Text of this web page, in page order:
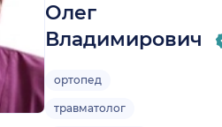
Олег
Владимирович
ортопед
травматолог